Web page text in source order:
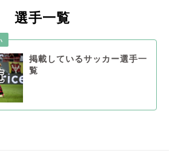
選手一覧
掲載しているサッカー選手一
覧